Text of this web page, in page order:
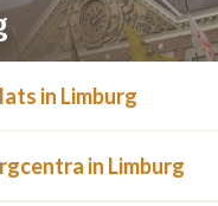
in Limburg
in Limburg